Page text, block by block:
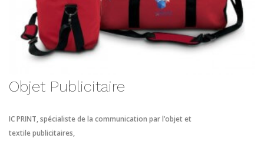
Objet Publicitaire
IC PRINT, spécialiste de la communication par l’objet et
textile publicitaires,